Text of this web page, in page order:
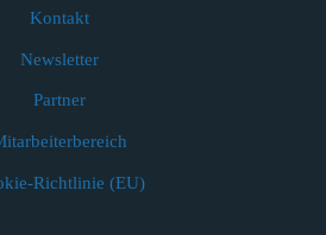
Kontakt
Newsletter
Partner
Richtlinie (EU)